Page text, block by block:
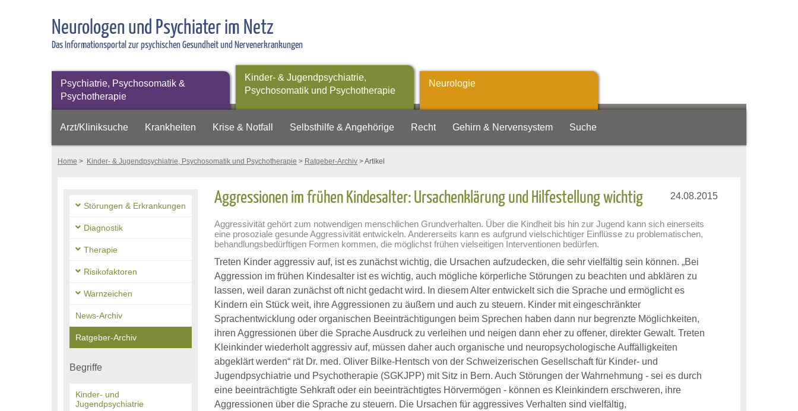
Neurologen und Psychiater im Netz
Das Informationsportal zur psychischen Gesundheit und Nervenerkrankungen
Psychiatrie, Psychosomatik &
Psychotherapie
Kinder- & Jugendpsychiatrie,
Psychosomatik und Psychotherapie
Neurologie
Arzt/Kliniksuche Krankheiten Krise & Notfall Selbsthilfe & Angehörige Recht Gehirn & Nervensystem Suche
Home > Kinder- & Jugendpsychiatrie, Psychosomatik und Psychotherapie > Ratgeber-Archiv > Artikel
Störungen & Erkrankungen
Diagnostik
Therapie
Risikofaktoren
Warnzeichen
News-Archiv
Ratgeber-Archiv
Begriffe
Kinder- und
Jugendpsychiatrie
Aggressionen im frühen Kindesalter: Ursachenklärung und Hilfestellung wichtig 24.08.2015
Aggressivität gehört zum notwendigen menschlichen Grundverhalten. Über die Kindheit bis hin zur Jugend kann sich einerseits
eine prosoziale gesunde Aggressivität entwickeln. Andererseits kann es aufgrund vielschichtiger Einflüsse zu problematischen,
behandlungsbedürftigen Formen kommen, die möglichst frühen vielseitigen Interventionen bedürfen.
Treten Kinder aggressiv auf, ist es zunächst wichtig, die Ursachen aufzudecken, die sehr vielfältig sein können. „Bei
Aggression im frühen Kindesalter ist es wichtig, auch mögliche körperliche Störungen zu beachten und abklären zu
lassen, weil daran zunächst oft nicht gedacht wird. In diesem Alter entwickelt sich die Sprache und ermöglicht es
Kindern ein Stück weit, ihre Aggressionen zu äußern und auch zu steuern. Kinder mit eingeschränkter
Sprachentwicklung oder organischen Beeinträchtigungen beim Sprechen haben dann nur begrenzte Möglichkeiten,
ihren Aggressionen über die Sprache Ausdruck zu verleihen und neigen dann eher zu offener, direkter Gewalt. Treten
Kleinkinder wiederholt aggressiv auf, müssen daher auch organische und neuropsychologische Auffälligkeiten
abgeklärt werden“ rät Dr. med. Oliver Bilke-Hentsch von der Schweizerischen Gesellschaft für Kinder- und
Jugendpsychiatrie und Psychotherapie (SGKJPP) mit Sitz in Bern. Auch Störungen der Wahrnehmung - sei es durch
eine beeinträchtigte Sehkraft oder ein beeinträchtigtes Hörvermögen - können es Kleinkindern erschweren, ihre
Aggressionen über die Sprache zu steuern. Die Ursachen für aggressives Verhalten sind vielfältig,